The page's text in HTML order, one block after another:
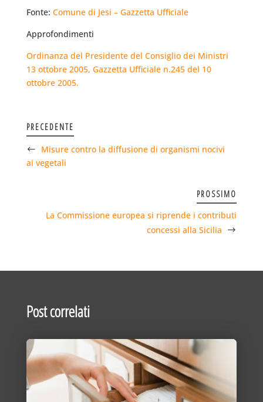
Fonte: Comune di Jesi – Gazzetta Ufficiale
Approfondimenti
Ordinanza del Presidente del Consiglio dei Ministri
13 ottobre 2005, Gazzetta Ufficiale n.245 del 10
ottobre 2005.
PRECEDENTE
Misure contro la diffusione di organismi nocivi
ai vegetali
PROSSIMO
La Commissione europea si riprende i contributi
concessi alla Sicilia
Post correlati